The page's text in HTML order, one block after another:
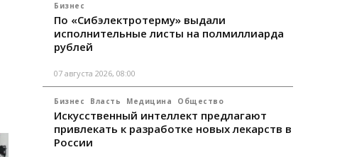
Бизнес
По «Сибэлектротерму» выдали
исполнительные листы на полмиллиарда
рублей
07 августа 2026, 08:00
Бизнес Власть Медицина Общество
Искусственный интеллект предлагают
привлекать к разработке новых лекарств в
России